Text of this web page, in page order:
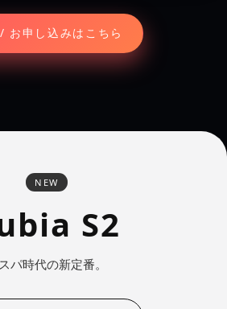
お申し込みはこちら
NEW
S2
パ時代の新定番。